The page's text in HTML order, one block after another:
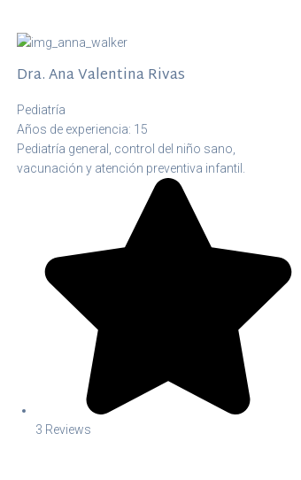
Dra. Ana Valentina Rivas
Pediatría
Años de experiencia: 15
Pediatría general, control del niño sano,
vacunación y atención preventiva infantil.
3 Reviews